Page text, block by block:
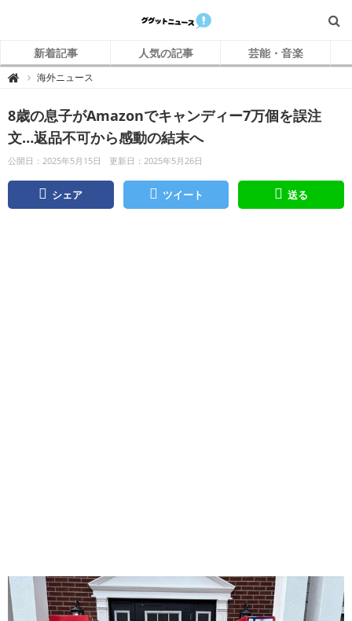
新着記事 人気の記事 芸能・音楽
 グ
ニ
ュ
ー
ス
海外ニュース
8歳の息子がAmazonでキャンディー7万個を誤注
文…返品不可から感動の結末へ
公開日：2025年5月15日 更新日：2025年5月26日
シェア ツイート 送る